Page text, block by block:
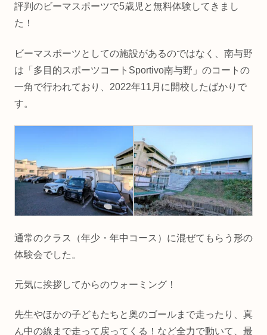
評判のビーマスポーツで5歳児と無料体験してきまし
た！
ビーマスポーツとしての施設があるのではなく、南与野
は「多目的スポーツコートSportivo南与野」のコートの
一角で行われており、2022年11月に開校したばかりで
す。
通常のクラス（年少・年中コース）に混ぜてもらう形の
体験会でした。
元気に挨拶してからのウォーミング！
先生やほかの子どもたちと奥のゴールまで走ったり、真
ん中の線まで走って戻ってくる！など全力で動いて、最